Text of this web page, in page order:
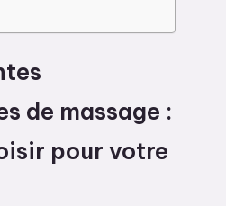
de massage :
pour votre